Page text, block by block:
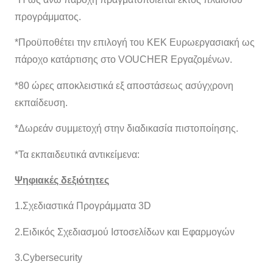
προγράμματος.
*Προϋποθέτει την επιλογή του ΚΕΚ Ευρωεργασιακή ως
πάροχο κατάρτισης στο VOUCHER Εργαζομένων.
*80 ώρες αποκλειστικά εξ αποστάσεως ασύγχρονη
εκπαίδευση.
*Δωρεάν συμμετοχή στην διαδικασία πιστοποίησης.
*Τα εκπαιδευτικά αντικείμενα:
Ψηφιακές δεξιότητες
1.Σχεδιαστικά Προγράμματα 3D
2.Ειδικός Σχεδιασμού Ιστοσελίδων και Εφαρμογών
3.Cybersecurity